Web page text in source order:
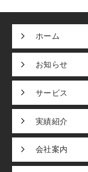
ホーム
お知らせ
サービス
実績紹介
会社案内